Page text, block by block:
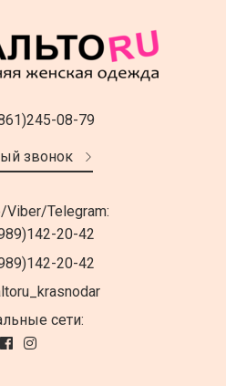
08-79
звонок
Viber/Telegram:
20-42
20-42
сети: